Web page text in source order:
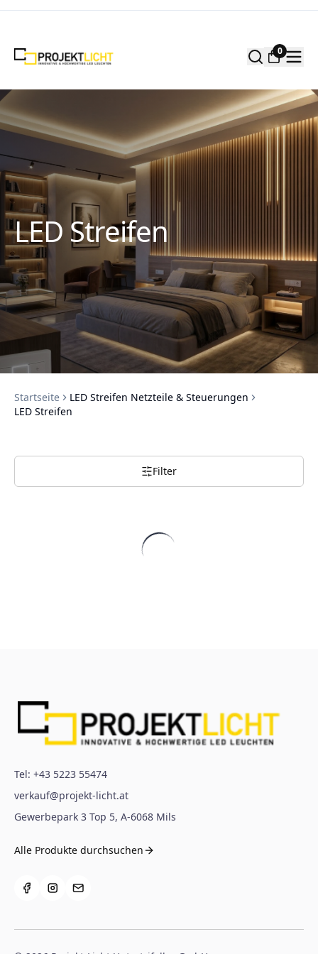
Zum Inhalt springen
0
LED Streifen
Startseite
LED Streifen Netzteile & Steuerungen
LED Streifen
Filter
Tel: +43 5223 55474
verkauf@projekt-licht.at
Gewerbepark 3 Top 5, A-6068 Mils
Alle Produkte durchsuchen